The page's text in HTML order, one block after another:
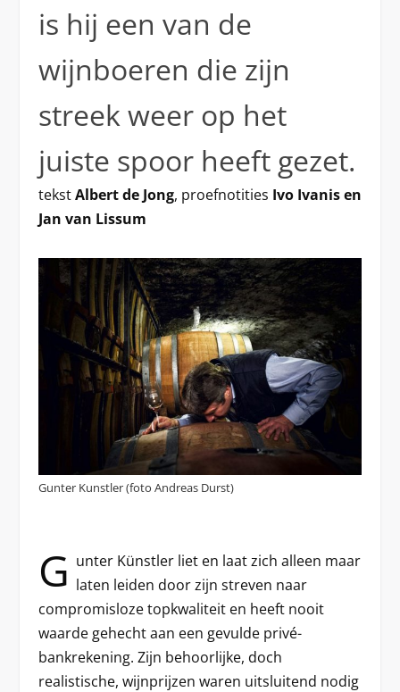
is hij een van de
wijnboeren die zijn
streek weer op het
juiste spoor heeft gezet.
tekstAlbert de Jong, proefnotities Ivo Ivanis en
Jan van Lissum
Gunter Kunstler (foto Andreas Durst)
G unter Künstler liet en laat zich alleen maar
laten leiden door zijn streven naar
compromisloze topkwaliteit en heeft nooit
waarde gehecht aan een gevulde privé-
bankrekening. Zijn behoorlijke, doch
realistische, wijnprijzen waren uitsluitend nodig